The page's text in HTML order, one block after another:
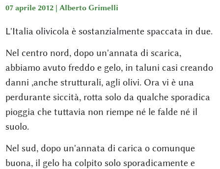
07 aprile 2012 | Alberto Grimelli
L'Italia olivicola è sostanzialmente spaccata in due.
Nel centro nord, dopo un'annata di scarica,
abbiamo avuto freddo e gelo, in taluni casi creando
danni ,anche strutturali, agli olivi. Ora vi è una
perdurante siccità, rotta solo da qualche sporadica
pioggia che tuttavia non riempe né le falde né il
suolo.
Nel sud, dopo un'annata di carica o comunque
buona, il gelo ha colpito solo sporadicamente e